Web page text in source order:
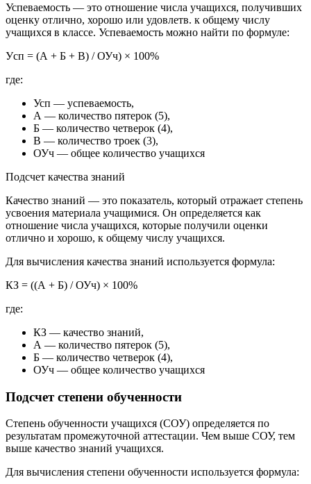
Успеваемость — это отношение числа учащихся, получивших
оценку отлично, хорошо или удовлетв. к общему числу
учащихся в классе. Успеваемость можно найти по формуле:
Уcп = (А + Б + В) / ОУч) × 100%
где:
Усп — успеваемость,
А — количество пятерок (5),
Б — количество четверок (4),
В — количество троек (3),
ОУч — общее количество учащихся
Подсчет качества знаний
Качество знаний — это показатель, который отражает степень
усвоения материала учащимися. Он определяется как
отношение числа учащихся, которые получили оценки
отлично и хорошо, к общему числу учащихся.
Для вычисления качества знаний используется формула:
КЗ = ((А + Б) / ОУч) × 100%
где:
КЗ — качество знаний,
А — количество пятерок (5),
Б — количество четверок (4),
ОУч — общее количество учащихся
Подсчет степени обученности
Степень обученности учащихся (СОУ) определяется по
результатам промежуточной аттестации. Чем выше СОУ, тем
выше качество знаний учащихся.
Для вычисления степени обученности используется формула: